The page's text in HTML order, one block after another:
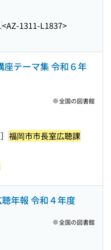
<AZ-1311-L1837>
座テーマ集 令和６年
福岡市市長室広聴課
全国の図書館
年報 令和４年度
全国の図書館